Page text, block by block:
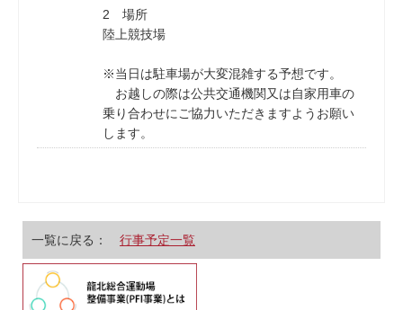
2 場所
陸上競技場
※当日は駐車場が大変混雑する予想です。
お越しの際は公共交通機関又は自家用車の
乗り合わせにご協力いただきますようお願い
します。
一覧に戻る： 行事予定一覧